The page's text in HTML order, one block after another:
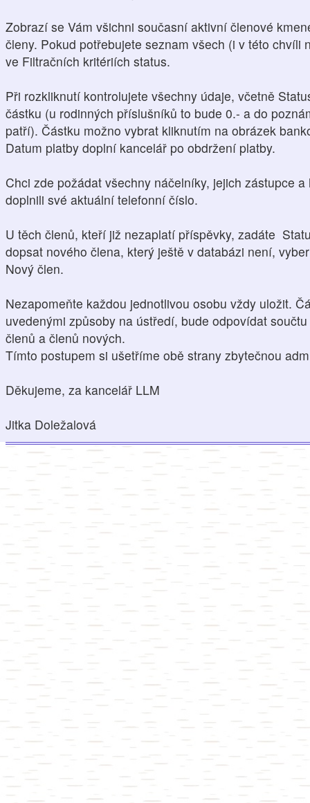
Zobrazí se Vám všichni současní aktivní členové
členy. Pokud potřebujete seznam všech (i v této chvíli
ve Filtračních kritériích status.
Při rozkliknutí kontrolujete všechny údaje, včetně
částku (u rodinných příslušníků to bude 0.- a do
patří). Částku možno vybrat kliknutím na obrázek
Datum platby doplní kancelář po obdržení platby.
Chci zde požádat všechny náčelníky, jejich zástupce
doplnili své aktuální telefonní číslo.
U těch členů, kteří již nezaplatí příspěvky, zadáte
dopsat nového člena, který ještě v databázi není,
Nový člen.
Nezapomeňte každou jednotlivou osobu vždy uložit.
uvedenými způsoby na ústředí, bude odpovídat
členů a členů nových.
Tímto postupem si ušetříme obě strany zbytečnou
Děkujeme, za kancelář LLM
Jitka Doležalová